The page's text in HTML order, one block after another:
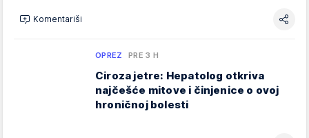
Komentariši
OPREZ PRE 3 H
Ciroza jetre: Hepatolog otkriva
najčešće mitove i činjenice o ovoj
hroničnoj bolesti